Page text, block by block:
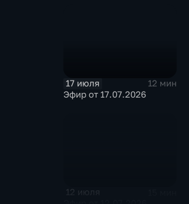
17 июля
12 мин
Эфир от 17.07.2026
12 июля